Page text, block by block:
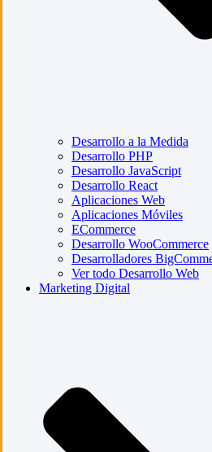
Desarrollo a la Medida
Desarrollo PHP
Desarrollo JavaScript
Desarrollo React
Aplicaciones Web
Aplicaciones Móviles
ECommerce
Desarrollo WooCommerce
Desarrolladores
Ver todo Desarrollo Web
Marketing Digital